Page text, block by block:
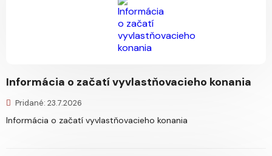
Informácia o začatí vyvlastňovacieho konania
Pridané: 23.7.2026
Informácia o začatí vyvlastňovacieho konania